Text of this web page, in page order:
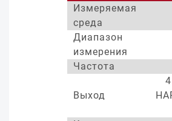
Измеряемая
среда
Диапазон
измерения
Частота
Выход